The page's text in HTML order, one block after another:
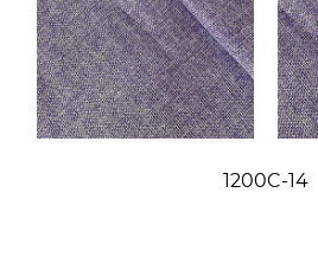
1200C-14